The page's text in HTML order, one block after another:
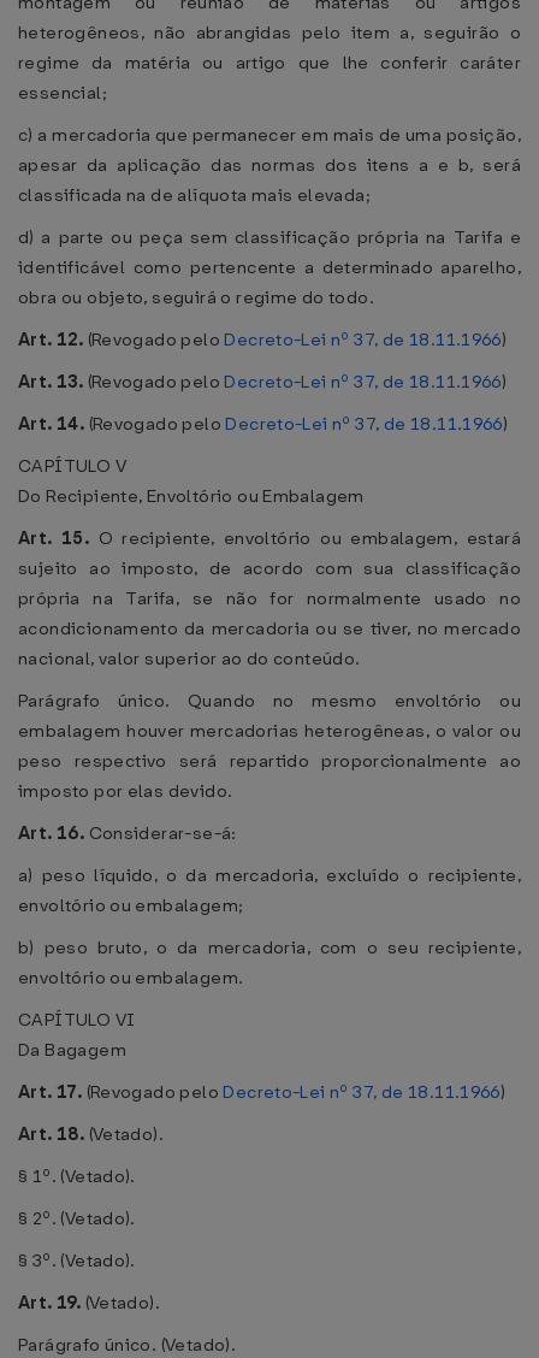
heterogêneos, não abrangidas pelo item a, seguirão o
regime da matéria ou artigo que lhe conferir caráter
essencial;
c) a mercadoria que permanecer em mais de uma posição,
apesar da aplicação das normas dos itens a e b, será
classificada na de alíquota mais elevada;
d) a parte ou peça sem classificação própria na Tarifa e
identificável como pertencente a determinado aparelho,
obra ou objeto, seguirá o regime do todo.
Art. 12. (Revogado pelo Decreto-Lei nº 37, de 18.11.1966)
Art. 13. (Revogado pelo Decreto-Lei nº 37, de 18.11.1966)
Art. 14. (Revogado pelo Decreto-Lei nº 37, de 18.11.1966)
CAPÍTULO V
Do Recipiente, Envoltório ou Embalagem
Art. 15. O recipiente, envoltório ou embalagem, estará
sujeito ao imposto, de acordo com sua classificação
própria na Tarifa, se não for normalmente usado no
acondicionamento da mercadoria ou se tiver, no mercado
nacional, valor superior ao do conteúdo.
Parágrafo único. Quando no mesmo envoltório ou
embalagem houver mercadorias heterogêneas, o valor ou
peso respectivo será repartido proporcionalmente ao
imposto por elas devido.
Art. 16. Considerar-se-á:
a) peso líquido, o da mercadoria, excluído o recipiente,
envoltório ou embalagem;
b) peso bruto, o da mercadoria, com o seu recipiente,
envoltório ou embalagem.
CAPÍTULO VI
Da Bagagem
Art. 17. (Revogado pelo Decreto-Lei nº 37, de 18.11.1966)
Art. 18. (Vetado).
§ 1º. (Vetado).
§ 2º. (Vetado).
§ 3º. (Vetado).
Art. 19. (Vetado).
Parágrafo único. (Vetado).